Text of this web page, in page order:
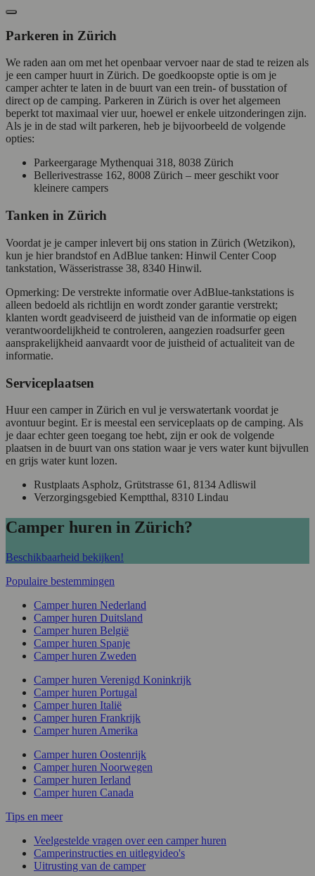
Parkeren in Zürich
We raden aan om met het openbaar vervoer naar de stad te reizen als
je een camper huurt in Zürich. De goedkoopste optie is om je
camper achter te laten in de buurt van een trein- of busstation of
direct op de camping. Parkeren in Zürich is over het algemeen
beperkt tot maximaal vier uur, hoewel er enkele uitzonderingen zijn.
Als je in de stad wilt parkeren, heb je bijvoorbeeld de volgende
opties:
Parkeergarage Mythenquai 318, 8038 Zürich
Bellerivestrasse 162, 8008 Zürich – meer geschikt voor
kleinere campers
Tanken in Zürich
Voordat je je camper inlevert bij ons station in Zürich (Wetzikon),
kun je hier brandstof en AdBlue tanken: Hinwil Center Coop
tankstation, Wässeristrasse 38, 8340 Hinwil.
Opmerking: De verstrekte informatie over AdBlue-tankstations is
alleen bedoeld als richtlijn en wordt zonder garantie verstrekt;
klanten wordt geadviseerd de juistheid van de informatie op eigen
verantwoordelijkheid te controleren, aangezien roadsurfer geen
aansprakelijkheid aanvaardt voor de juistheid of actualiteit van de
informatie.
Serviceplaatsen
Huur een camper in Zürich en vul je verswatertank voordat je
avontuur begint. Er is meestal een serviceplaats op de camping. Als
je daar echter geen toegang toe hebt, zijn er ook de volgende
plaatsen in de buurt van ons station waar je vers water kunt bijvullen
en grijs water kunt lozen.
Rustplaats Aspholz, Grütstrasse 61, 8134 Adliswil
Verzorgingsgebied Kemptthal, 8310 Lindau
Camper huren in Zürich?
Beschikbaarheid bekijken!
Populaire bestemmingen
Camper huren Nederland
Camper huren Duitsland
Camper huren België
Camper huren Spanje
Camper huren Zweden
Camper huren Verenigd Koninkrijk
Camper huren Portugal
Camper huren Italië
Camper huren Frankrijk
Camper huren Amerika
Camper huren Oostenrijk
Camper huren Noorwegen
Camper huren Ierland
Camper huren Canada
Tips en meer
Veelgestelde vragen over een camper huren
Camperinstructies en uitlegvideo's
Uitrusting van de camper